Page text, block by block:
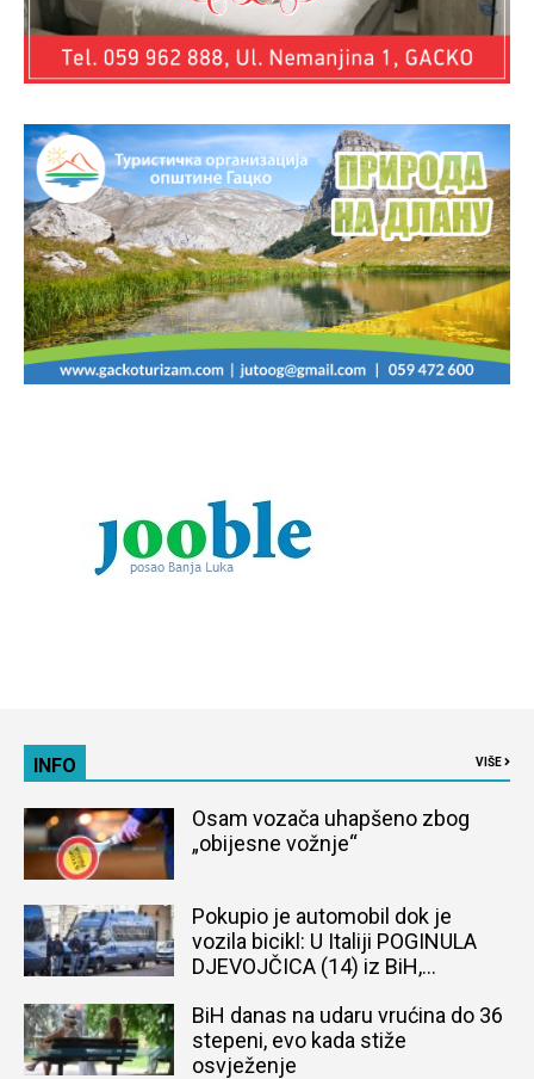
INFO VIŠE
Osam vozača uhapšeno zbog
„obijesne vožnje“
Pokupio je automobil dok je
vozila bicikl: U Italiji POGINULA
DJEVOJČICA (14) iz BiH,
BiH danas na udaru vrućina do 36
stepeni, evo kada stiže
osvježenje